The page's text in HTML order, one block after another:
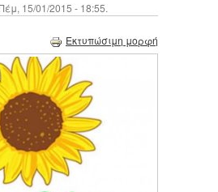
15/01/2015 - 18:55.
Εκτυπώσιμη μορφή